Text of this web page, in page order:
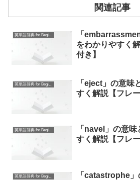
関連記事
英単語辞典 for Beginners
「
をわかりやすく
付き】
英単語辞典 for Beginners
「eject」の意味
すく解説【フレ
英単語辞典 for Beginners
「navel」の意
すく解説【フレ
英単語辞典 for Beginners
「catastrophe